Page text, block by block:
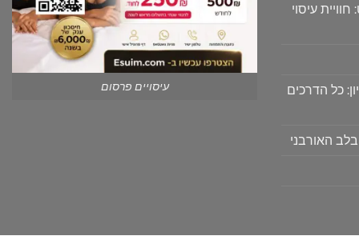
עיסוי
כל הדרכים
האורבני
עיסויים פרסום